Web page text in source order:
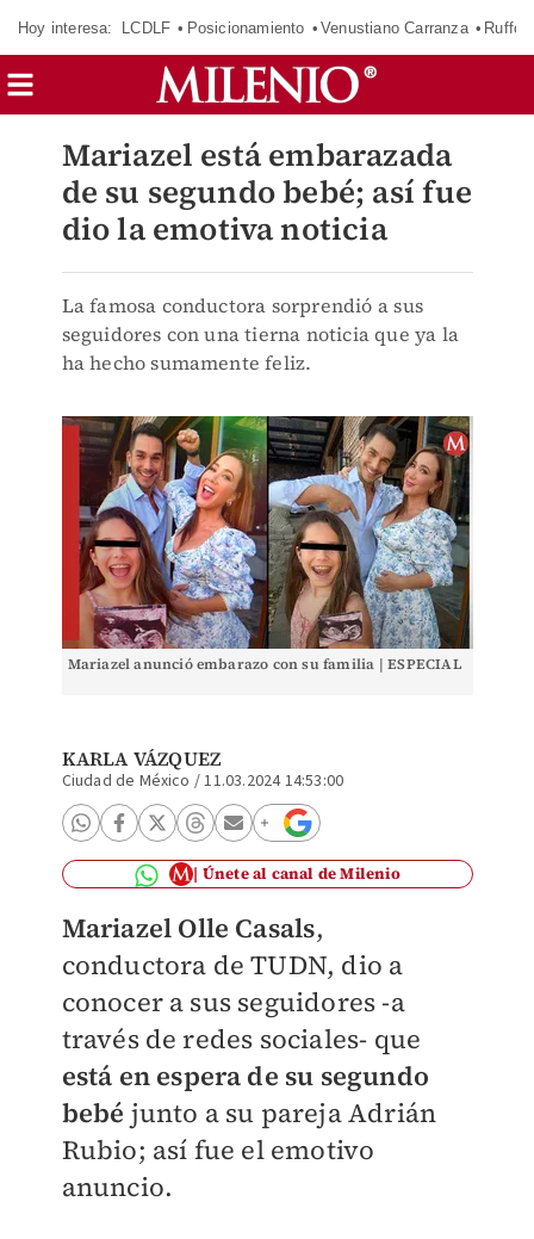
Hoy interesa: LCDLF Posicionamiento Venustiano Carranza Ruffo
Mariazel está embarazada
de su segundo bebé; así fue
dio la emotiva noticia
La famosa conductora sorprendió a sus
seguidores con una tierna noticia que ya la
ha hecho sumamente feliz.
Mariazel anunció embarazo con su familia | ESPECIAL
KARLA VÁZQUEZ
Ciudad de México /11.03.2024 14:53:00
Únete al canal de Milenio
Mariazel Olle Casals,
conductora de TUDN, dio a
conocer a sus seguidores -a
través de redes sociales- que
está en espera de su segundo
bebé junto a su pareja Adrián
Rubio; así fue el emotivo
anuncio.